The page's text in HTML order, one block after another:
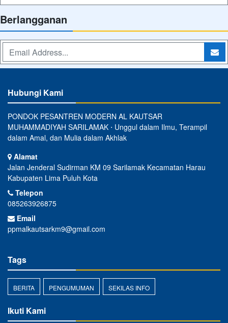
Berlangganan
Hubungi Kami
PONDOK PESANTREN MODERN AL KAUTSAR
MUHAMMADIYAH SARILAMAK ⋅ Unggul dalam Ilmu, Terampil
dalam Amal, dan Mulia dalam Akhlak
Alamat
Jalan Jenderal Sudirman KM 09 Sarilamak Kecamatan Harau
Kabupaten Lima Puluh Kota
Telepon
085263926875
Email
ppmalkautsarkm9@gmail.com
Tags
BERITA PENGUMUMAN SEKILAS INFO
Ikuti Kami